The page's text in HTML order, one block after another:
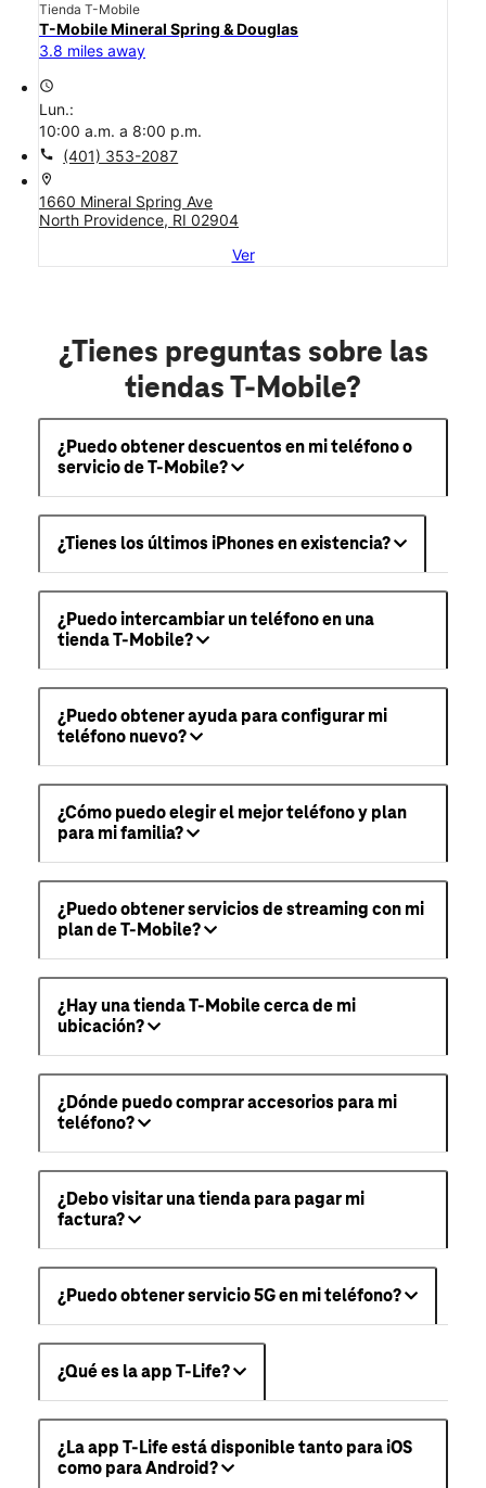
Tienda T-Mobile
T-Mobile Mineral Spring & Douglas
3.8 miles away
access_time
Lun.:
10:00 a.m. a 8:00 p.m.
call (401) 353-2087
location_on
1660 Mineral Spring Ave
North Providence, RI 02904
Ver
¿Tienes preguntas sobre las
tiendas T-Mobile?
¿Puedo obtener descuentos en mi teléfono o
servicio de T-Mobile?
¿Tienes los últimos iPhones en existencia?
¿Puedo intercambiar un teléfono en una
tienda T-Mobile?
¿Puedo obtener ayuda para configurar mi
teléfono nuevo?
¿Cómo puedo elegir el mejor teléfono y plan
para mi familia?
¿Puedo obtener servicios de streaming con mi
plan de T-Mobile?
¿Hay una tienda T-Mobile cerca de mi
ubicación?
¿Dónde puedo comprar accesorios para mi
teléfono?
¿Debo visitar una tienda para pagar mi
factura?
¿Puedo obtener servicio 5G en mi teléfono?
¿Qué es la app T-Life?
¿La app T-Life está disponible tanto para iOS
como para Android?